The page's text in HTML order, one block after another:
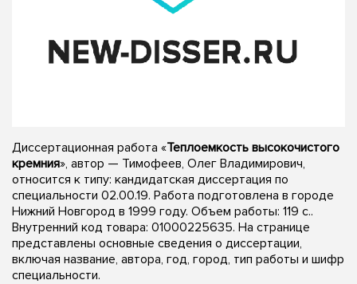
Диссертационная работа «Теплоемкость высокочистого
кремния», автор — Тимофеев, Олег Владимирович,
относится к типу: кандидатская диссертация по
специальности 02.00.19. Работа подготовлена в городе
Нижний Новгород в 1999 году. Объем работы: 119 с..
Внутренний код товара: 01000225635. На странице
представлены основные сведения о диссертации,
включая название, автора, год, город, тип работы и шифр
специальности.